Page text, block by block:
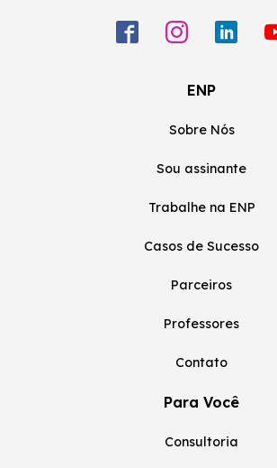
ENP
Sobre Nós
Sou assinante
Trabalhe na ENP
Casos de Sucesso
Parceiros
Professores
Contato
Para Você
Consultoria